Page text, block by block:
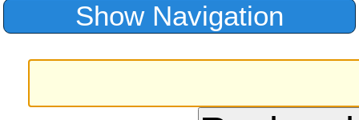
Show Navigation